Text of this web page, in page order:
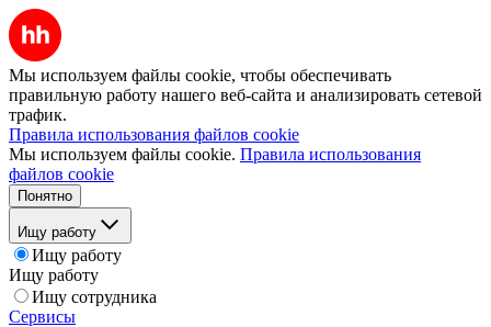
Мы используем файлы cookie, чтобы обеспечивать
правильную работу нашего веб-сайта и анализировать сетевой
трафик.
Правила использования файлов cookie
Мы используем файлы cookie. Правила использования
файлов cookie
Понятно
Ищу работу
Ищу работу
Ищу работу
Ищу сотрудника
Сервисы